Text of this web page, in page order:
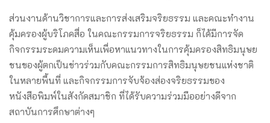
ส่วนงานด้านวิชาการและการส่งเสริมจริยธรรม และคณะทำงาน
คุ้มครองผู้บริโภคสื่อ ในคณะกรรมการจริยธรรม ก็ได้มีการจัด
กิจกรรมระดมความเห็นเพื่อหาแนวทางในการคุ้มครองสิทธิมนุษย
ชนของผู้ตกเป็นข่าวร่วมกับคณะกรรมการสิทธิมนุษยชนแห่งชาติ
ในหลายพื้นที่ และกิจกรรมการจับจ้องส่องจริยธรรมของ
หนังสือพิมพ์ในสังกัดสมาชิก ที่ได้รับความร่วมมืออย่างดีจาก
สถาบันการศึกษาต่างๆ